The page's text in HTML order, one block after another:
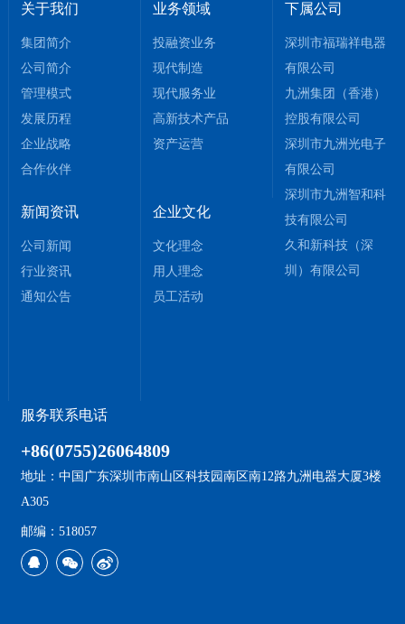
关于我们
集团简介
公司简介
管理模式
发展历程
企业战略
合作伙伴
业务领域
投融资业务
现代制造
现代服务业
高新技术产品
资产运营
下属公司
深圳市福瑞祥电器
有限公司
九洲集团（香港）
控股有限公司
深圳市九洲光电子
有限公司
深圳市九洲智和科
技有限公司
久和新科技（深
圳）有限公司
新闻资讯
公司新闻
行业资讯
通知公告
企业文化
文化理念
用人理念
员工活动
服务联系电话
+86(0755)26064809
地址：中国广东深圳市南山区科技园南区南12路九洲电器大厦3楼
A305
邮编：518057